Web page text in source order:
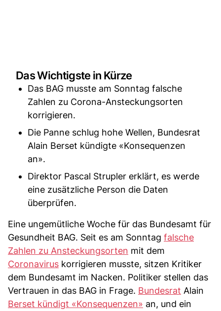
Das Wichtigste in Kürze
Das BAG musste am Sonntag falsche
Zahlen zu Corona-Ansteckungsorten
korrigieren.
Die Panne schlug hohe Wellen, Bundesrat
Alain Berset kündigte «Konsequenzen
an».
Direktor Pascal Strupler erklärt, es werde
eine zusätzliche Person die Daten
überprüfen.
Eine ungemütliche Woche für das Bundesamt für
Gesundheit BAG. Seit es am Sonntag falsche
Zahlen zu Ansteckungsorten mit dem
Coronavirus korrigieren musste, sitzen Kritiker
dem Bundesamt im Nacken. Politiker stellen das
Vertrauen in das BAG in Frage. Bundesrat Alain
Berset kündigt «Konsequenzen» an, und ein